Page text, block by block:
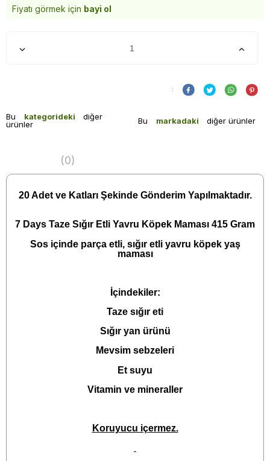
Fiyatı görmek için bayi ol
:
Bu kategorideki
diğer
ürünler
Bu markadaki diğer ürünler
(0)
20 Adet ve Katları Şekinde Gönderim Yapılmaktadır.
7 Days Taze Sığır Etli Yavru Köpek Maması 415 Gram
Sos içinde parça etli, sığır etli yavru köpek yaş
maması
İçindekiler:
Taze sığır eti
Sığır yan ürünü
Mevsim sebzeleri
Et suyu
Vitamin ve mineraller
Koruyucu içermez.